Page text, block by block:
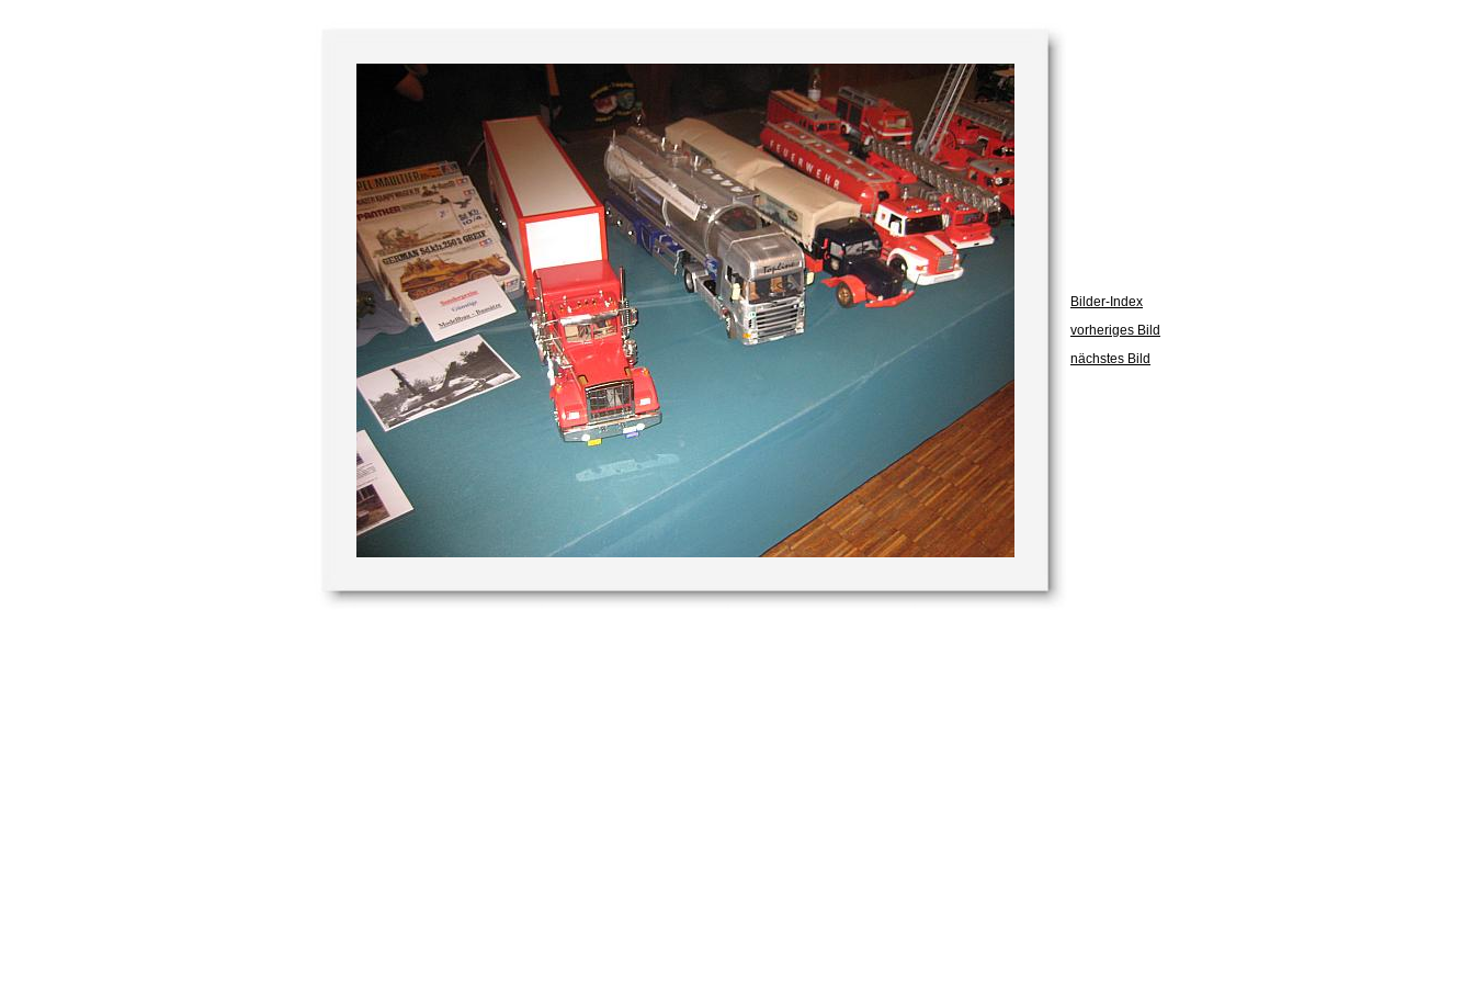
Bilder-Index
vorheriges Bild
nächstes Bild